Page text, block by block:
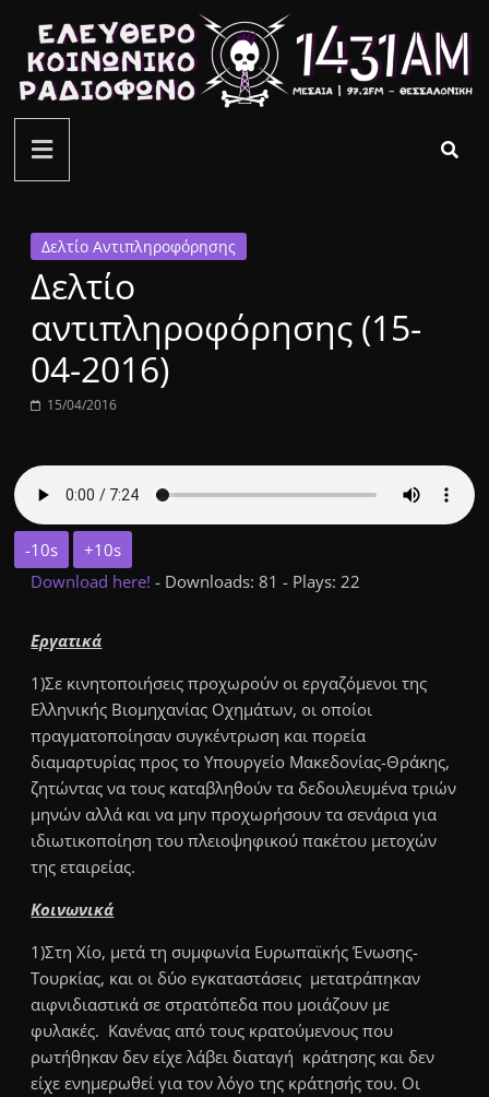
περιεχόμενο
ελεύθερο
κοινωνικό
ραδιόφωνο
1431AM
Δελτίο Αντιπληροφόρησης
Δελτίο
αντιπληροφόρησης (15-
04-2016)
15/04/2016
-10s
+10s
Download here!- Downloads: 81 - Plays: 22
Εργατικά
1)Σε κινητοποιήσεις προχωρούν οι εργαζόμενοι της
Ελληνικής Βιομηχανίας Οχημάτων, οι οποίοι
πραγματοποίησαν συγκέντρωση και πορεία
διαμαρτυρίας προς το Υπουργείο Μακεδονίας-Θράκης,
ζητώντας να τους καταβληθούν τα δεδουλευμένα τριών
μηνών αλλά και να μην προχωρήσουν τα σενάρια για
ιδιωτικοποίηση του πλειοψηφικού πακέτου μετοχών
της εταιρείας.
Κοινωνικά
1)Στη Χίο, μετά τη συμφωνία Ευρωπαϊκής Ένωσης-
Τουρκίας, και οι δύο εγκαταστάσεις μετατράπηκαν
αιφνιδιαστικά σε στρατόπεδα που μοιάζουν με
φυλακές. Κανένας από τους κρατούμενους που
ρωτήθηκαν δεν είχε λάβει διαταγή κράτησης και δεν
είχε ενημερωθεί για τον λόγο της κράτησής του. Οι